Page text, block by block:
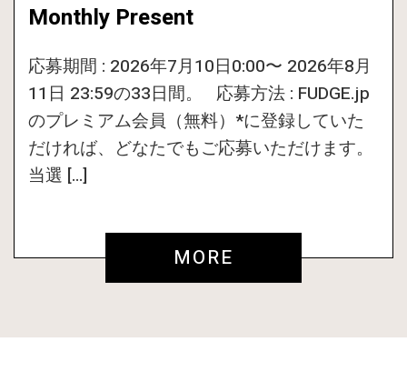
Monthly Present
応募期間 : 2026年7月10日0:00〜 2026年8月
11日 23:59の33日間。 応募方法 : FUDGE.jp
のプレミアム会員（無料）*に登録していた
だければ、どなたでもご応募いただけます。
当選 […]
MORE